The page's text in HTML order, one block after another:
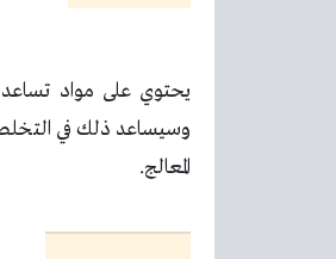
يحتوي على مواد تساعد
وسيساعد ذلك في
المعالج.